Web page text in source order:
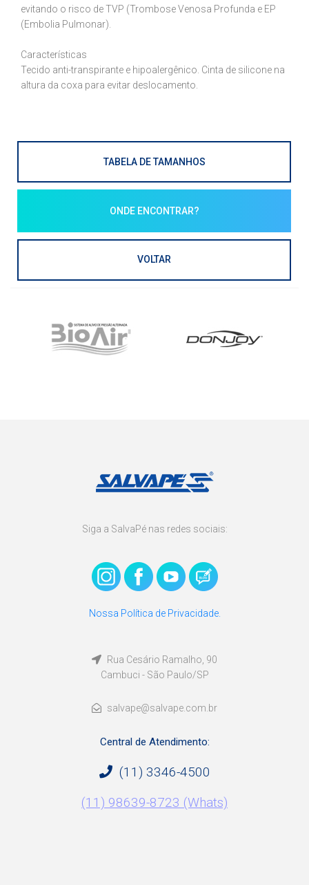
evitando o risco de TVP (Trombose Venosa Profunda e EP
(Embolia Pulmonar).
Características
Tecido anti-transpirante e hipoalergênico. Cinta de silicone na
altura da coxa para evitar deslocamento.
TABELA DE TAMANHOS
ONDE ENCONTRAR?
VOLTAR
Siga a SalvaPé nas redes sociais:
Nossa Política de Privacidade.
Rua Cesário Ramalho, 90
Cambuci - São Paulo/SP
salvape@salvape.com.br
Central de Atendimento:
(11) 3346-4500
(11) 98639-8723 (Whats)